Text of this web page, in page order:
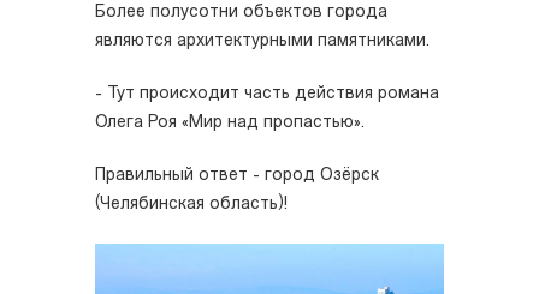
Более полусотни объектов города
являются архитектурными памятниками.
- Тут происходит часть действия романа
Олега Роя «Мир над пропастью».
Правильный ответ - город Озёрск
(Челябинская область)!